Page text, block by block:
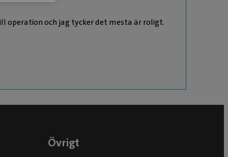
operation och jag tycker det mesta är roligt.
Övrigt